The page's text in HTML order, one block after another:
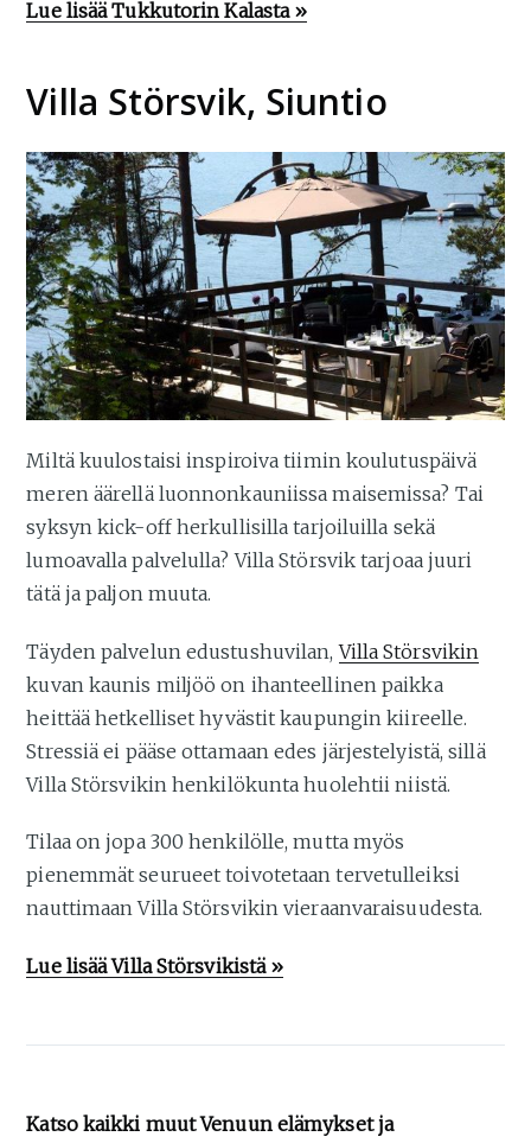
Lue lisää Tukkutorin Kalasta »
Villa Störsvik, Siuntio
Miltä kuulostaisi inspiroiva tiimin koulutuspäivä
meren äärellä luonnonkauniissa maisemissa? Tai
syksyn kick-off herkullisilla tarjoiluilla sekä
lumoavalla palvelulla? Villa Störsvik tarjoaa juuri
tätä ja paljon muuta.
Täyden palvelun edustushuvilan,Villa Störsvikin
kuvan kaunis miljöö on ihanteellinen paikka
heittää hetkelliset hyvästit kaupungin kiireelle.
Stressiä ei pääse ottamaan edes järjestelyistä, sillä
Villa Störsvikin henkilökunta huolehtii niistä.
Tilaa on jopa 300 henkilölle, mutta myös
pienemmät seurueet toivotetaan tervetulleiksi
nauttimaan Villa Störsvikin vieraanvaraisuudesta.
Lue lisää Villa Störsvikistä »
Katso kaikki muut Venuun elämykset ja